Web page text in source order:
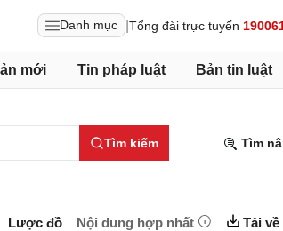
Danh mục Tổng đài trực tuyến
mới Tin pháp luật Bản tin luật
Tìm kiếm Tìm
Lược đồ Nội dung hợp nhất Tải về